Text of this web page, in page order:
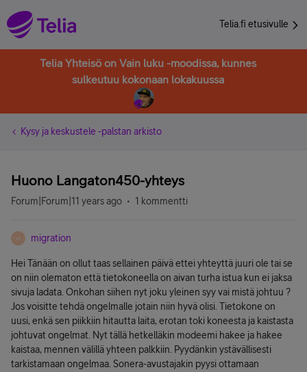
Telia.fi etusivulle
Telia Yhteisö on Vain luku -moodissa, kunnes
sulkeutuu kokonaan lokakuussa
Kysy ja keskustele -palstan arkisto
Huono Langaton450-yhteys
Forum|Forum|11 years ago 1 kommentti
M migration
Hei Tänään on ollut taas sellainen päivä ettei yhteyttä juuri ole tai se
on niin olematon että tietokoneella on aivan turha istua kun ei jaksa
sivuja ladata. Onkohan siihen nyt joku yleinen syy vai mistä johtuu ?
Jos voisitte tehdä ongelmalle jotain niin hyvä olisi. Tietokone on
uusi, enkä sen piikkiin hitautta laita, erotan toki koneesta ja kaistasta
johtuvat ongelmat. Nyt tällä hetkelläkin modeemi hakee ja hakee
kaistaa, mennen välillä yhteen palkkiin. Pyydänkin ystävällisesti
tarkistamaan ongelmaa. Sonera-avustajakin pyysi ottamaan